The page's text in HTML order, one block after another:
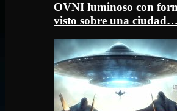
OVNI luminoso con
visto sobre una ciudad…